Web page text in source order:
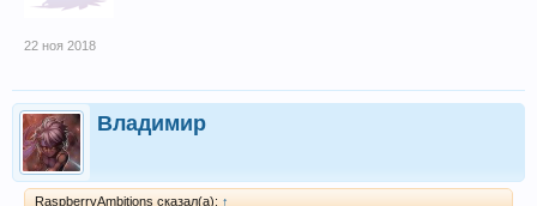
22 ноя 2018
Владимир
RaspberryAmbitions сказал(а): ↑